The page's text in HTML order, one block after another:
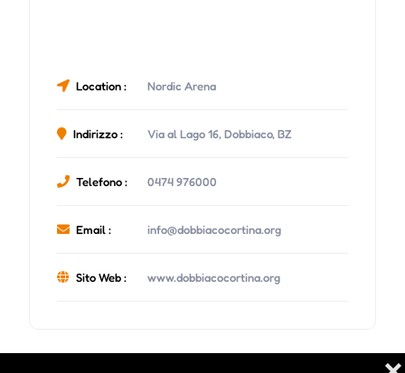
Location : Nordic Arena
Indirizzo : Via al Lago 16, Dobbiaco, BZ
Telefono : 0474 976000
Email : info@dobbiacocortina.org
Sito Web : www.dobbiacocortina.org